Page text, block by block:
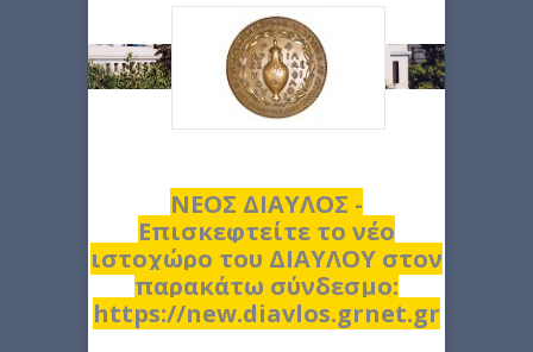
ΝΕΟΣ ΔΙΑΥΛΟΣ -
Επισκεφτείτε το νέο
ιστοχώρο του ΔΙΑΥΛΟΥ στον
παρακάτω σύνδεσμο:
https://new.diavlos.grnet.gr